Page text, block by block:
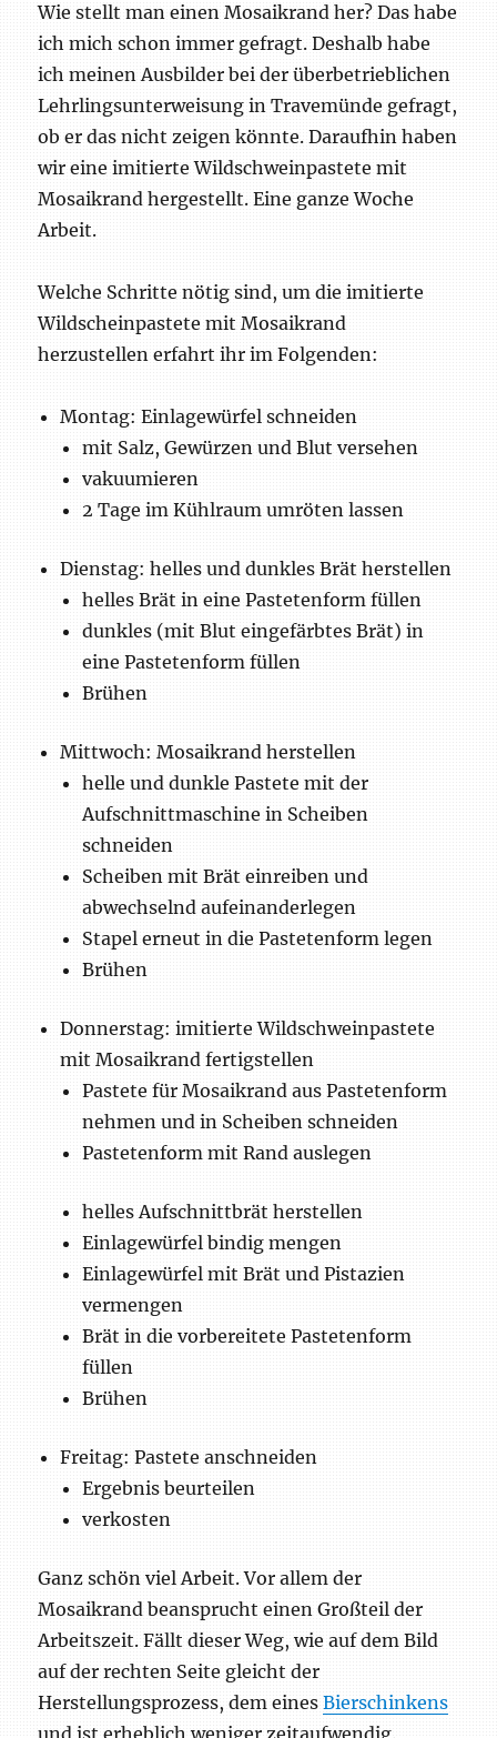
Wie stellt man einen Mosaikrand her? Das habe
ich mich schon immer gefragt. Deshalb habe
ich meinen Ausbilder bei der überbetrieblichen
Lehrlingsunterweisung in Travemünde gefragt,
ob er das nicht zeigen könnte. Daraufhin haben
wir eine imitierte Wildschweinpastete mit
Mosaikrand hergestellt. Eine ganze Woche
Arbeit.
Welche Schritte nötig sind, um die imitierte
Wildscheinpastete mit Mosaikrand
herzustellen erfahrt ihr im Folgenden:
Montag: Einlagewürfel schneiden
mit Salz, Gewürzen und Blut versehen
vakuumieren
2 Tage im Kühlraum umröten lassen
Dienstag: helles und dunkles Brät herstellen
helles Brät in eine Pastetenform füllen
dunkles (mit Blut eingefärbtes Brät) in
eine Pastetenform füllen
Brühen
Mittwoch: Mosaikrand herstellen
helle und dunkle Pastete mit der
Aufschnittmaschine in Scheiben
schneiden
Scheiben mit Brät einreiben und
abwechselnd aufeinanderlegen
Stapel erneut in die Pastetenform legen
Brühen
Donnerstag: imitierte Wildschweinpastete
mit Mosaikrand fertigstellen
Pastete für Mosaikrand aus Pastetenform
nehmen und in Scheiben schneiden
Pastetenform mit Rand auslegen
helles Aufschnittbrät herstellen
Einlagewürfel bindig mengen
Einlagewürfel mit Brät und Pistazien
vermengen
Brät in die vorbereitete Pastetenform
füllen
Brühen
Freitag: Pastete anschneiden
Ergebnis beurteilen
verkosten
Ganz schön viel Arbeit. Vor allem der
Mosaikrand beansprucht einen Großteil der
Arbeitszeit. Fällt dieser Weg, wie auf dem Bild
auf der rechten Seite gleicht der
Herstellungsprozess, dem einesBierschinkens